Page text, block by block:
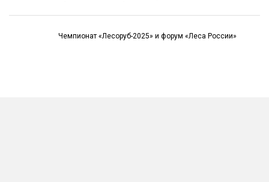
Чемпионат «Лесоруб-2025» и форум «Леса России»